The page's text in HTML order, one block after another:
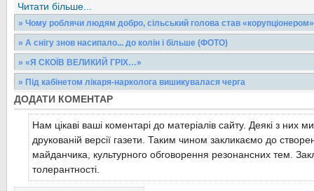
Читати більше...
» Чому роблячи людям добро, сільський голова став «корупціонером»
Забезпечивши односельців питною водою, сільський голова
посади Районна влада його зрозуміла і…...
Читати більше...
» А снігу знов насипало... до колін і більше (ФОТО)
Фотомандрівка вулицями зимового Виноградова
Читати більше...
» «Я СКОЇВ ВЕЛИКИЙ ГРІХ…»
Ці дві страшні історії, повірте, писати важко, але я все-таки
тим паче, самі персонажі просили розповісти...
Читати більше...
» Під кабінетом лікаря-нарколога вишикувалася черга
Під кабінетом лікаря-нарколога у той день вишикувалася
раз у раз схиляли та відвертали голови,...
Читати більше...
ДОДАТИ КОМЕНТАР
Нам цікаві ваші коментарі до матеріалів сайту. Деякі з них
друкованій версії газети. Таким чином закликаємо до
майданчика, культурного обговорення резонансних тем.
толерантності.